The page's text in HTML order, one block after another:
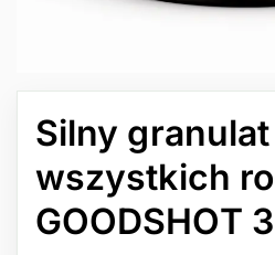
Silny
wszystkich
GOODSHOT